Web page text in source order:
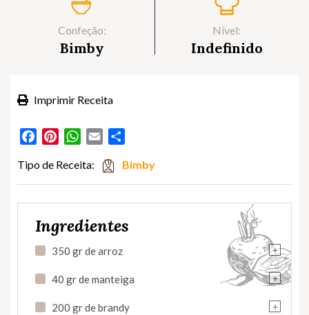
Confeção:
Bimby
Nível:
Indefinido
Imprimir Receita
FacebookPinterestWhatsApp
Email
Tipo de Receita: Bimby
Ingredientes
+
350 gr de arroz
+
40 gr de manteiga
+
200 gr de brandy